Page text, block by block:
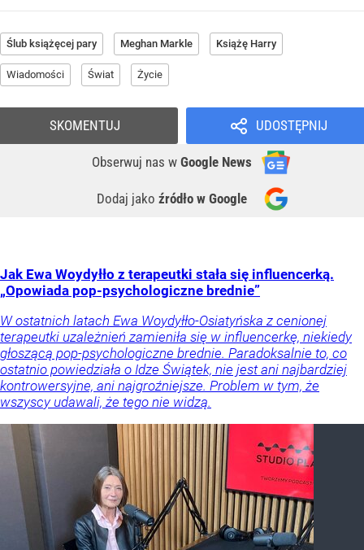
Ślub książęcej pary Meghan Markle Książę Harry
Wiadomości Świat Życie
UDOSTĘPNIJ
Obserwuj nas w Google News
Dodaj jako źródło w Google
SKOMENTUJ
Jak Ewa Woydyłło z terapeutki stała się influencerką.
„Opowiada pop-psychologiczne brednie”
W ostatnich latach Ewa Woydyłło-Osiatyńska z cenionej
terapeutki uzależnień zamieniła się w influencerkę, niekiedy
głoszącą pop-psychologiczne brednie. Paradoksalnie to, co
ostatnio powiedziała o Idze Świątek, nie jest ani najbardziej
kontrowersyjne, ani najgroźniejsze. Problem w tym, że
wszyscy udawali, że tego nie widzą.